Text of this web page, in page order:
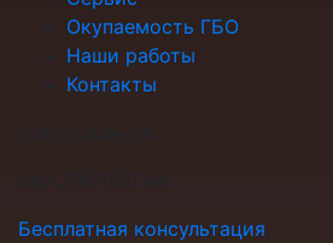
Окупаемость ГБО
Наши работы
Контакты
Бесплатная консультация